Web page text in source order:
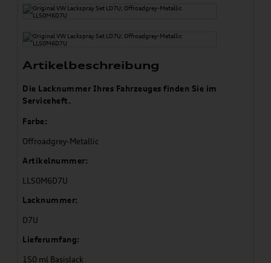
Artikelbeschreibung
Die Lacknummer Ihres Fahrzeuges finden Sie im
Serviceheft.
Farbe:
Offroadgrey-Metallic
Artikelnummer:
LLS0M6D7U
Lacknummer:
D7U
Lieferumfang:
150 ml Basislack